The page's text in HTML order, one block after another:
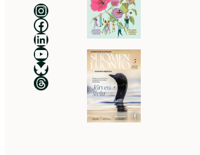
Luonnonsuojeluliitto Instagramissa
Luonnonsuojeluliitto Facebookissa
Luonnonsuojeluliitto LinkedInissä
Luonnonsuojeluliiton YouTube-kanava
Luonnonsuojeluliitto Blueskyssa
Luonnonsuojeluliitto Threadsissa